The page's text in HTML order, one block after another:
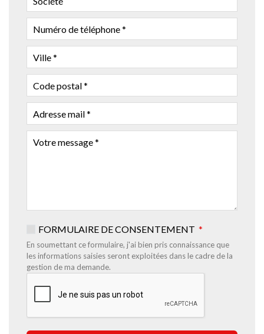
NUMÉRO
DE
TÉLÉPHONE
VILLE
CODE
POSTAL
ADRESSE
MAIL
VOTRE
FORMULAIRE DE CONSENTEMENT
En soumettant ce formulaire, j'ai bien pris connaissance que
les informations saisies seront exploitées dans le cadre de la
gestion de ma demande.